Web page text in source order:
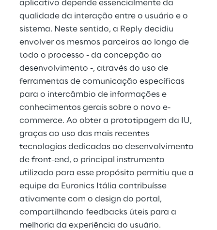
aplicativo depende essencialmente da
qualidade da interação entre o usuário e o
sistema. Neste sentido, a Reply decidiu
envolver os mesmos parceiros ao longo de
todo o processo - da concepção ao
desenvolvimento -, através do uso de
ferramentas de comunicação específicas
para o intercâmbio de informações e
conhecimentos gerais sobre o novo e-
commerce. Ao obter a prototipagem da IU,
graças ao uso das mais recentes
tecnologias dedicadas ao desenvolvimento
de front-end, o principal instrumento
utilizado para esse propósito permitiu que a
equipe da Euronics Itália contribuísse
ativamente com o design do portal,
compartilhando feedbacks úteis para a
melhoria da experiência do usuário.